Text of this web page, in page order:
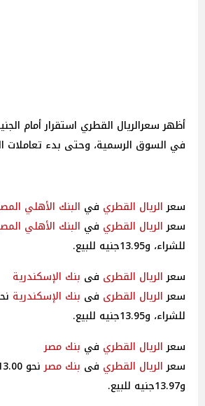
أظهر سعرالريال القطري استقرار أمام
في السوق الرسمية، وحتى بدء تعاملات
سعرالريال القطري في البنك الأهلي
سعرالريال القطري في البنك الأهلي
للشراء، و13.95جنيه للبيع.
سعرالريال القطرى فى بنك الإسكندرية
سعرالريال القطرى فى بنك الإسكندرية
للشراء، و13.95جنيه للبيع.
سعرالريال القطري في بنك مصر
سعرالريال القطري فى بنك مصر
و13.97جنيه للبيع.